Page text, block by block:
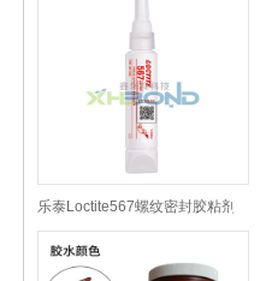
乐泰Loctite567螺纹密封胶粘剂